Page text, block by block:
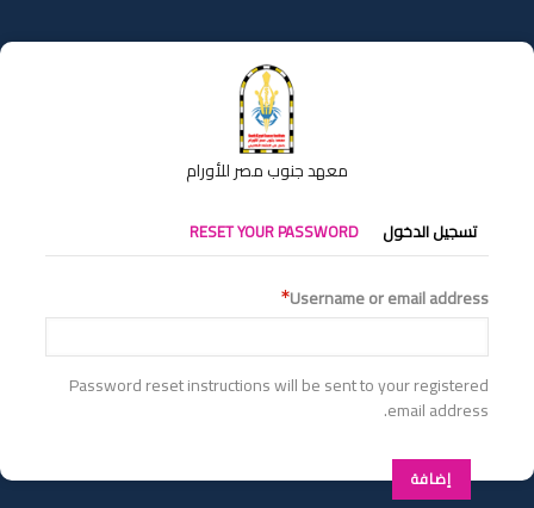
إلى
المحتوى
معهد جنوب مصر للأورام
التبويبات
الأساسية
تسجيل الدخول RESET YOUR PASSWORD
Username or email address
Password reset instructions will be sent to your registered
email address.